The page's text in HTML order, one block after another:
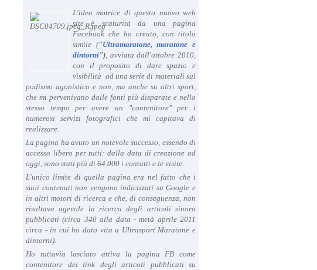
L'idea motrice di questo nuovo web
site è scaturita da una pagina
Facebook che ho creato, con titolo
simile ("Ultramaratone, maratone e
dintorni"), avviata dall'ottobre 2010,
con il proposito di dare spazio e
visibilità ad una serie di materiali sul
podismo agonistico e non, ma anche su altri sport,
che mi pervenivano dalle fonti più disparate e nello
stesso tempo per avere un "contenitore" per i
numerosi servizi fotografici che mi capitava di
realizzare.
La pagina ha avuto un notevole successo, essendo di
accesso libero per tutti: dalla data di creazione ad
oggi, sono stati più di 64.000 i contatti e le visite.
L'unico limite di quella pagina era nel fatto che i
suoi contenuti non vengono indicizzati su Google e
in altri motori di ricerca e che, di conseguenza, non
risultava agevole la ricerca degli articoli sinora
pubblicati (circa 340 alla data - metà aprile 2011
circa - in cui ho dato vita a Ultrasport Maratone e
dintorni).
Ho tuttavia lasciato attiva la pagina FB come
contenitore dei link degli articoli pubblicati su